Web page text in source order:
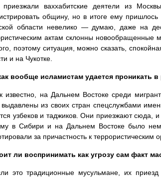
ваххабитские деятели из
общину, но в итоге ему
области невелико — думаю, даже на
актам склонны новообращенные
поэтому ситуация, можно сказать,
и на Чукотке.
вообще исламистам удается проникать
известно, на Дальнем Востоке среди
из своих стран спецслужбами
узбеков и таджиков. Они приезжают сюда,
в Сибири и на Дальнем Востоке было
за причастность к террористическим
ли воспринимать как угрозу сам факт
это традиционные мусульмане, их